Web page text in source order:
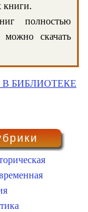
книги.
полностью
скачать
БИБЛИОТЕКЕ